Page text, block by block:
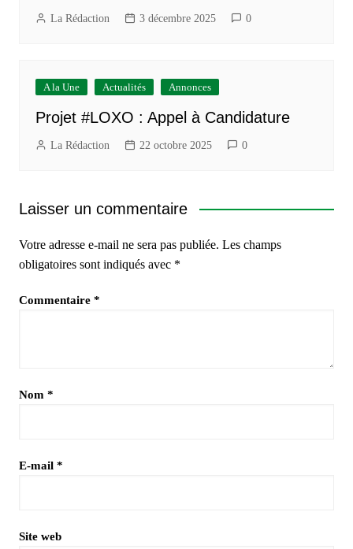
La Rédaction 3 décembre 2025 0
A la Une Actualités Annonces
Projet #LOXO : Appel à Candidature
La Rédaction 22 octobre 2025 0
Laisser un commentaire
Votre adresse e-mail ne sera pas publiée. Les champs
obligatoires sont indiqués avec *
Commentaire *
Nom *
E-mail *
Site web